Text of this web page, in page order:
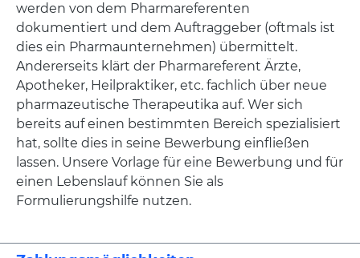
werden von dem Pharmareferenten
dokumentiert und dem Auftraggeber (oftmals ist
dies ein Pharmaunternehmen) übermittelt.
Andererseits klärt der Pharmareferent Ärzte,
Apotheker, Heilpraktiker, etc. fachlich über neue
pharmazeutische Therapeutika auf. Wer sich
bereits auf einen bestimmten Bereich spezialisiert
hat, sollte dies in seine Bewerbung einfließen
lassen. Unsere Vorlage für eine Bewerbung und für
einen Lebenslauf können Sie als
Formulierungshilfe nutzen.